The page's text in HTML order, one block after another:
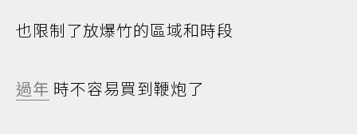
也限制了放爆竹的區域和時段
過年 時不容易買到鞭炮了